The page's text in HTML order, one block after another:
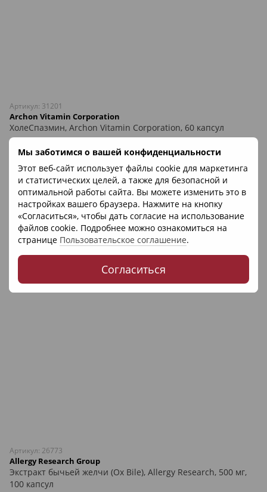
Мы заботимся о вашей конфиденциальности
Этот веб-сайт использует файлы cookie для маркетинга
и статистических целей, а также для безопасной и
оптимальной работы сайта. Вы можете изменить это в
настройках вашего браузера. Нажмите на кнопку
«Согласиться», чтобы дать согласие на использование
файлов cookie. Подробнее можно ознакомиться на
странице Пользовательское соглашение.
Согласиться
Артикул: 31201
Archon Vitamin Corporation
ХолеСпазмин, Archon Vitamin Corporation, 60 капсул
512 грн
Нет в наличии
Артикул: 26773
Allergy Research Group
Экстракт бычьей желчи (Ox Bile), Allergy Research, 500 мг,
100 капсул